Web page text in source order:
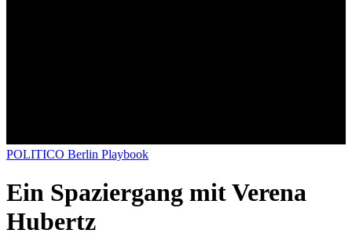
POLITICO Berlin Playbook
Ein Spaziergang mit Verena
Hubertz